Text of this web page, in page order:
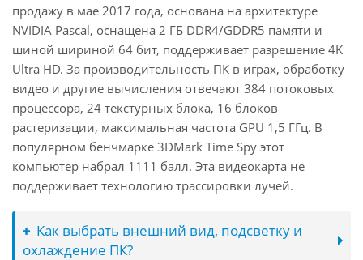
продажу в мае 2017 года, основана на архитектуре
NVIDIA Pascal, оснащена 2 ГБ DDR4/GDDR5 памяти и
шиной шириной 64 бит, поддерживает разрешение 4K
Ultra HD. За производительность ПК в играх, обработку
видео и другие вычисления отвечают 384 потоковых
процессора, 24 текстурных блока, 16 блоков
растеризации, максимальная частота GPU 1,5 ГГц. В
популярном бенчмарке 3DMark Time Spy этот
компьютер набрал 1111 балл. Эта видеокарта не
поддерживает технологию трассировки лучей.
Как выбрать внешний вид, подсветку и
охлаждение ПК?